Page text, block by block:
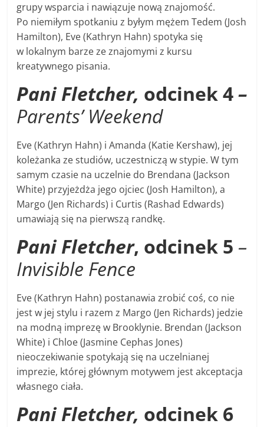
grupy wsparcia i nawiązuje nową znajomość.
Po niemiłym spotkaniu z byłym mężem Tedem (Josh
Hamilton), Eve (Kathryn Hahn) spotyka się
w lokalnym barze ze znajomymi z kursu
kreatywnego pisania.
Pani Fletcher, odcinek 4–
Parents’ Weekend
Eve (Kathryn Hahn) i Amanda (Katie Kershaw), jej
koleżanka ze studiów, uczestniczą w stypie. W tym
samym czasie na uczelnie do Brendana (Jackson
White) przyjeżdża jego ojciec (Josh Hamilton), a
Margo (Jen Richards) i Curtis (Rashad Edwards)
umawiają się na pierwszą randkę.
Pani Fletcher, odcinek 5 –
Invisible Fence
Eve (Kathryn Hahn) postanawia zrobić coś, co nie
jest w jej stylu i razem z Margo (Jen Richards) jedzie
na modną imprezę w Brooklynie. Brendan (Jackson
White) i Chloe (Jasmine Cephas Jones)
nieoczekiwanie spotykają się na uczelnianej
imprezie, której głównym motywem jest akceptacja
własnego ciała.
Pani Fletcher, odcinek 6